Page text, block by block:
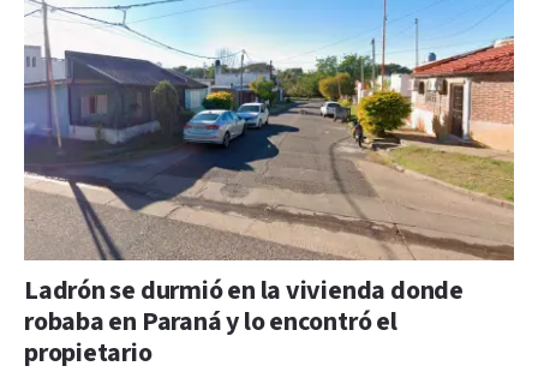
Ladrón se durmió en la vivienda donde
robaba en Paraná y lo encontró el
propietario